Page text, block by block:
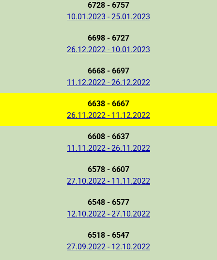
6728 - 6757
10.01.2023 - 25.01.2023
6698 - 6727
26.12.2022 - 10.01.2023
6668 - 6697
11.12.2022 - 26.12.2022
6638 - 6667
26.11.2022 - 11.12.2022
6608 - 6637
11.11.2022 - 26.11.2022
6578 - 6607
27.10.2022 - 11.11.2022
6548 - 6577
12.10.2022 - 27.10.2022
6518 - 6547
27.09.2022 - 12.10.2022